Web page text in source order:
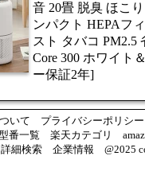
音 20畳 脱臭 ほこ
ンパクト HEPAフ
スト タバコ PM2.5
Core 300 ホワイト
ー保証2年]
いて プライバシーポリシー
番一覧 楽天カテゴリ
詳細検索 企業情報 @2025